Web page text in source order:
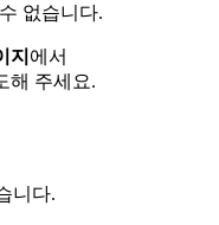
없습니다.
지 에서
해 주세요.
니다.